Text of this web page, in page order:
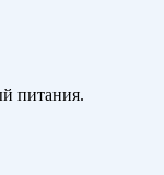
питания.